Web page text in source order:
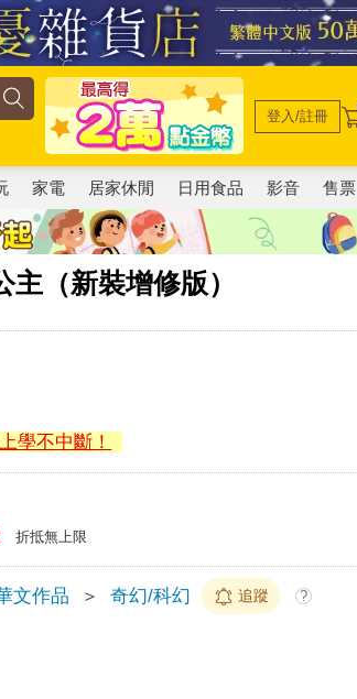
登入/註冊
家電 居家休閒 日用食品 影音 售票
（新裝增修版）
學不中斷！
折抵無上限
文作品 ＞ 奇幻/科幻 追蹤 ?